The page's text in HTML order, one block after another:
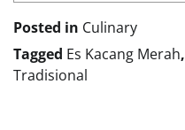
Posted in Culinary
Tagged Es Kacang Merah,
Tradisional